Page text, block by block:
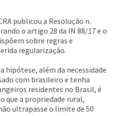
publicou a Resolução n.
o artigo 28 da IN 88/17 e o
sobre regras e
regularização.
hipótese, além da necessidade
com brasileiro e tenha
residentes no Brasil, é
que a propriedade rural,
ultrapasse o limite de 50